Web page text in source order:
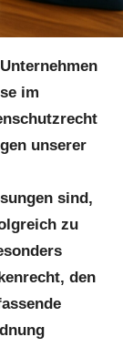
im
unserer
sind,
zu
den